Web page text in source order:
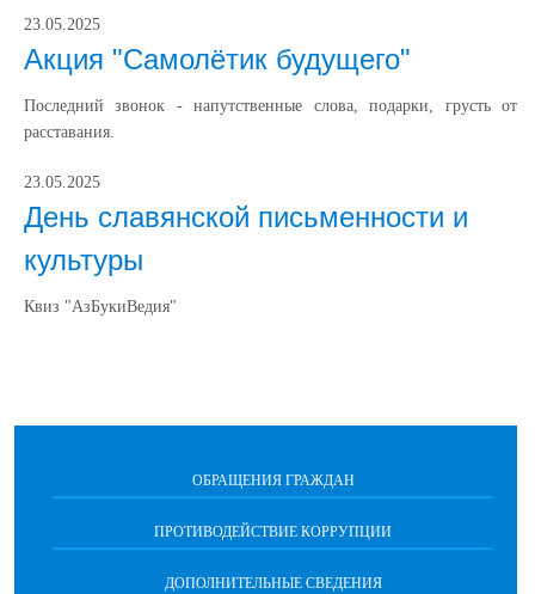
23.05.2025
Акция "Самолётик будущего"
Последний звонок - напутственные слова, подарки, грусть от
расставания.
23.05.2025
День славянской письменности и
культуры
Квиз "АзБукиВедия"
ОБРАЩЕНИЯ ГРАЖДАН
ПРОТИВОДЕЙСТВИЕ КОРРУПЦИИ
ДОПОЛНИТЕЛЬНЫЕ СВЕДЕНИЯ